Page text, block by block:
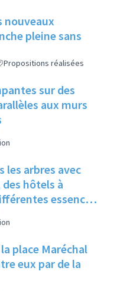
nouveaux
pleine sans
Propositions réalisées
sur des
aux murs
les arbres avec
hôtels à
essences
sur la place du
place Maréchal
eux par de la